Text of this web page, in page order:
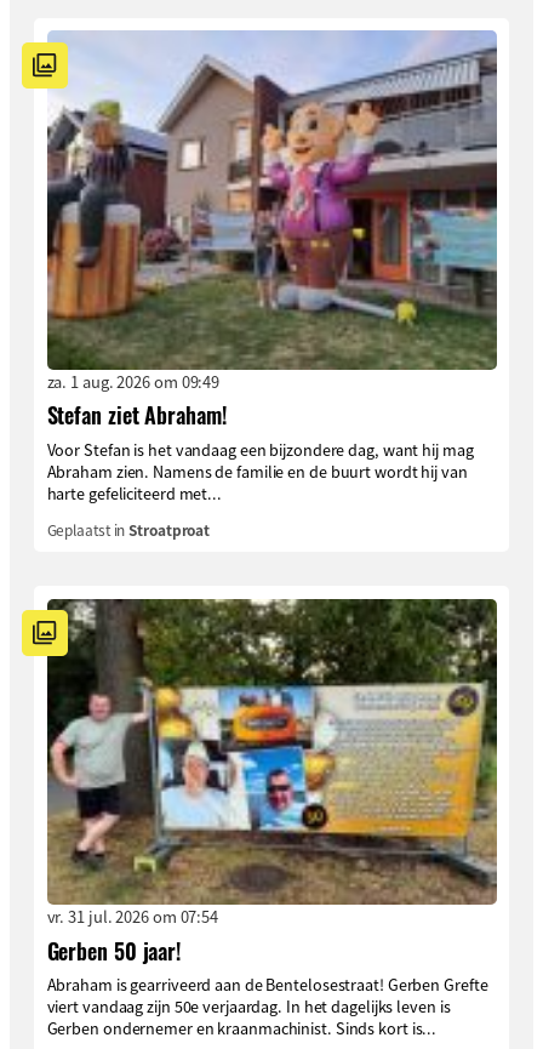
za. 1 aug. 2026 om 09:49
Stefan ziet Abraham!
Voor Stefan is het vandaag een bijzondere dag, want hij mag
Abraham zien. Namens de familie en de buurt wordt hij van
harte gefeliciteerd met...
Geplaatst inStroatproat
vr. 31 jul. 2026 om 07:54
Gerben 50 jaar!
Abraham is gearriveerd aan de Bentelosestraat! Gerben Grefte
viert vandaag zijn 50e verjaardag. In het dagelijks leven is
Gerben ondernemer en kraanmachinist. Sinds kort is...